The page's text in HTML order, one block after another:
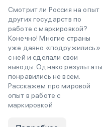
Смотрит ли Россия на опыт
других государств по
работе с маркировкой?
Конечно! Многие страны
уже давно «подружились»
с ней и сделали свои
выводы. Однако результаты
понравились не всем.
Расскажем про мировой
опыт в работе с
маркировкой